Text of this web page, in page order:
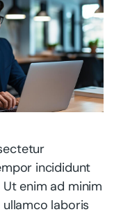
incididunt
enim ad minim
laboris